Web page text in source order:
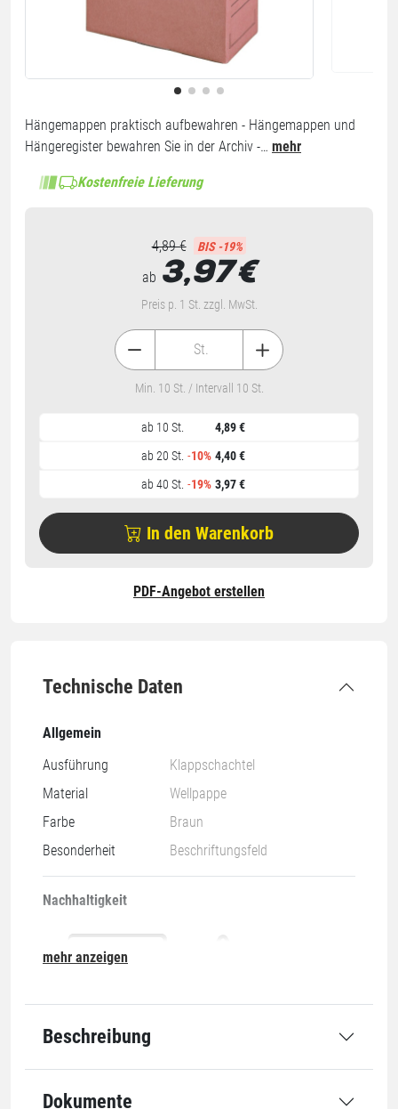
Technische Daten
Allgemein
Ausführung
Klappschachtel
Material
Wellpappe
Farbe
Braun
Besonderheit
Beschriftungsfeld
Nachhaltigkeit
Nachwachsend & Recyclebar 20-PAP
Länge innen
mehr anzeigen
Beschreibung
Dokumente
Hängemappen praktisch aufbewahren - Hängemappen und
Hängeregister bewahren Sie in der Archiv -… mehr
Kostenfreie Lieferung
4,89 € BIS -19%
ab 3,97€
Preis p. 1 St. zzgl. MwSt.
ab 10 St.
4,89 €
ab 20 St. -10% 4,40 €
ab 40 St. -19% 3,97 €
St.
Min. 10 St. / Intervall 10 St.
In den Warenkorb
PDF-Angebot erstellen